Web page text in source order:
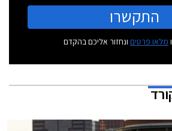
התקשרו
מלאו פרטים ונחזור אליכם בהקדם